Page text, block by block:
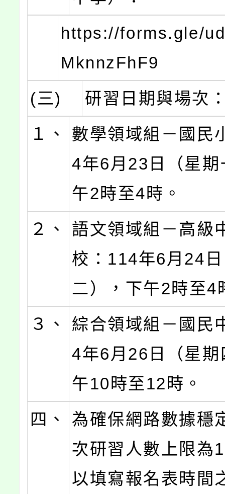
https://forms.gle/
MknnzFhF9
(三)
研習日期與場次
１、
數學領域組－國民
4年6月23日（星期
午2時至4時。
２、
語文領域組－高級
校：114年6月24
二），下午2時至4
３、
綜合領域組－國民
4年6月26日（星期
午10時至12時。
四、
為確保網路數據穩
次研習人數上限為
以填寫報名表時間